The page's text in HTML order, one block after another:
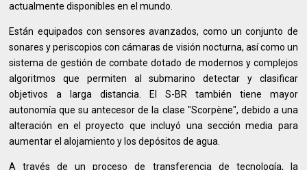
actualmente disponibles en el mundo.
Están equipados con sensores avanzados, como un conjunto de
sonares y periscopios con cámaras de visión nocturna, así como un
sistema de gestión de combate dotado de modernos y complejos
algoritmos que permiten al submarino detectar y clasificar
objetivos a larga distancia. El S-BR también tiene mayor
autonomía que su antecesor de la clase "Scorpène", debido a una
alteración en el proyecto que incluyó una sección media para
aumentar el alojamiento y los depósitos de agua.
A través de un proceso de transferencia de tecnología, la